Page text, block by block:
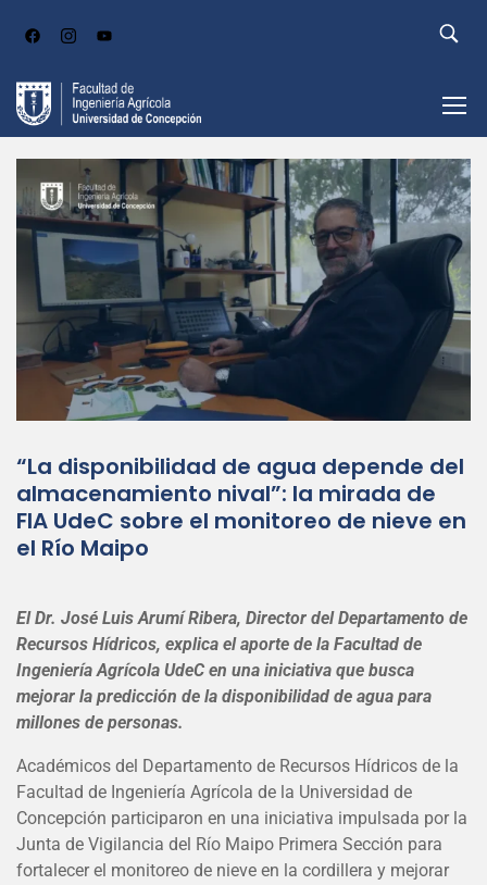
“La disponibilidad de agua depende del
almacenamiento nival”: la mirada de
FIA UdeC sobre el monitoreo de nieve en
el Río Maipo
El Dr. José Luis Arumí Ribera, Director del Departamento de
Recursos Hídricos, explica el aporte de la Facultad de
Ingeniería Agrícola UdeC en una iniciativa que busca
mejorar la predicción de la disponibilidad de agua para
millones de personas.
Académicos del Departamento de Recursos Hídricos de la
Facultad de Ingeniería Agrícola de la Universidad de
Concepción participaron en una iniciativa impulsada por la
Junta de Vigilancia del Río Maipo Primera Sección para
fortalecer el monitoreo de nieve en la cordillera y mejorar